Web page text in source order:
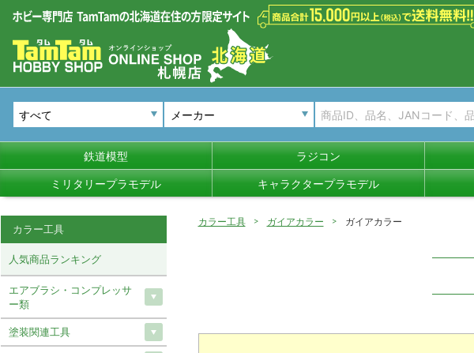
メーカー
鉄道模型 ラジコン
ミリタリープラモデル キャラクタープラモデル
カラー工具 ガイアカラー ガイアカラー
カラー工具
人気商品ランキング
エアブラシ・コンプレッサ
ー類
塗装関連工具